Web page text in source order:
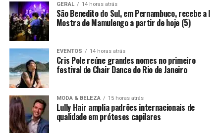
GERAL 14 horas atrás
São Benedito do Sul, em Pernambuco, recebe a I
Mostra de Mamulengo a partir de hoje (5)
EVENTOS 14 horas atrás
Cris Pole reúne grandes nomes no primeiro
festival de Chair Dance do Rio de Janeiro
MODA & BELEZA 15 horas atrás
Lully Hair amplia padrões internacionais de
qualidade em próteses capilares